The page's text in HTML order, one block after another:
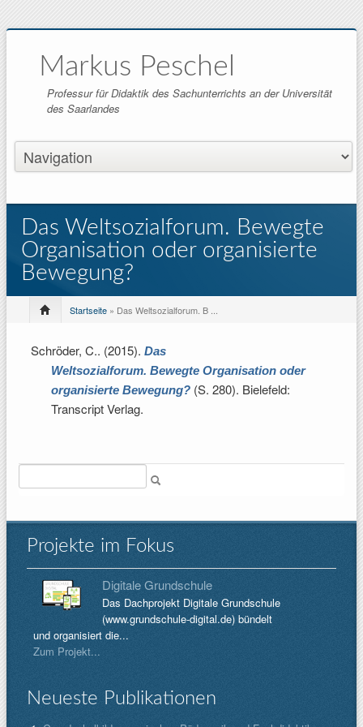
Markus Peschel
Professur für Didaktik des Sachunterrichts an der Universität
des Saarlandes
Das Weltsozialforum. Bewegte
Organisation oder organisierte
Bewegung?
Startseite » Das Weltsozialforum. B ...
Schröder, C.. (2015). Das
Weltsozialforum. Bewegte Organisation oder
organisierte Bewegung? (S. 280). Bielefeld:
Transcript Verlag.
Projekte im Fokus
Digitale Grundschule
Das Dachprojekt Digitale Grundschule
(www.grundschule-digital.de) bündelt
und organisiert die...
Zum Projekt...
Neueste Publikationen